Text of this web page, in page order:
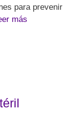
para prevenir
más